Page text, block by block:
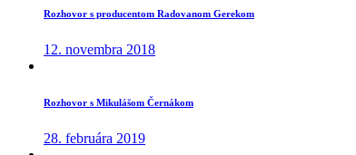
Rozhovor s producentom Radovanom Gerekom
12. novembra 2018
Rozhovor s Mikulášom Černákom
28. februára 2019